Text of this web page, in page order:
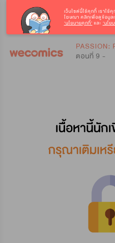
PASSION:
ตอนที่ 9 -
เว็บไซต์นี้ใช้คุกกี้ เราใช้
โฆษณา คลิกเพื่อดูข้อมูล
‘นโยบายคุกกี้’ และ ‘นโย